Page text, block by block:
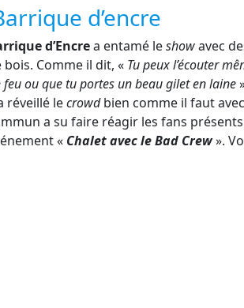
d’encre
d’Encrea entamé leshowavec
bois. Comme il dit, « Tu peux l’écouter
feu ou que tu portes un beau gilet en laine
réveillé lecrowdbien comme il faut
a su faire réagir les fans
« Chalet avec le Bad Crew».